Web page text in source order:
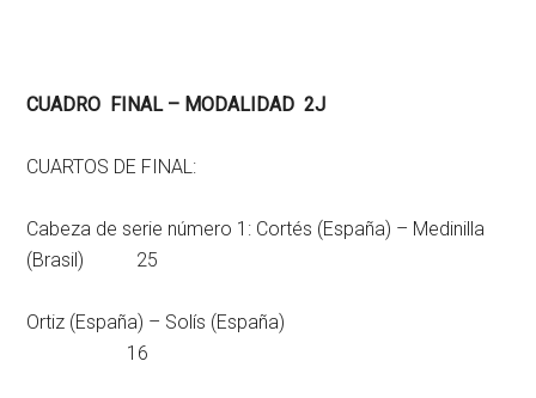
CUADRO FINAL – MODALIDAD 2J
CUARTOS DE FINAL:
Cabeza de serie número 1: Cortés (España) – Medinilla
(Brasil) 25
Ortiz (España) – Solís (España)
16